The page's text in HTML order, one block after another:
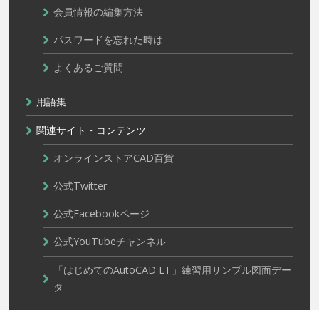
会員情報の編集方法
パスワードを忘れた時は
よくあるご質問
用語集
関連サイト・コンテンツ
オンラインストアCAD百貨
公式Twitter
公式Facebookページ
公式YouTubeチャンネル
「はじめてのAutoCAD LT」練習用サンプル図面デー
タ